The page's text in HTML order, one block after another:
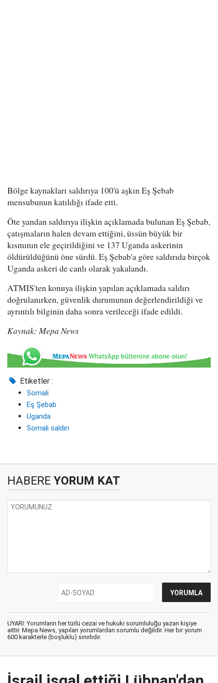
Bölge kaynakları saldırıya 100'ü aşkın Eş Şebab
mensubunun katıldığı ifade etti.
Öte yandan saldırıya ilişkin açıklamada bulunan Eş Şebab,
çatışmaların halen devam ettiğini, üssün büyük bir
kısmının ele geçirildiğini ve 137 Uganda askerinin
öldürüldüğünü öne sürdü. Eş Şebab'a göre saldırıda birçok
Uganda askeri de canlı olarak yakalandı.
ATMIS'ten konuya ilişkin yapılan açıklamada saldırı
doğrulanırken, güvenlik durumunun değerlendirildiği ve
ayrıntılı bilginin daha sonra verileceği ifade edildi.
Kaynak: Mepa News
Etiketler :
Somali
Eş Şebab
Uganda
Somali saldırı
HABERE YORUM KAT
UYARI: Yorumların her türlü cezai ve hukuki sorumluluğu yazan kişiye
aittir. Mepa News, yapılan yorumlardan sorumlu değildir. Her bir yorum
600 karakterle (boşluklu) sınırlıdır.